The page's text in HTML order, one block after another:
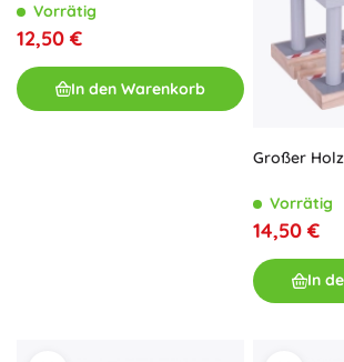
Vorrätig
12,50 €
In den Warenkorb
Großer
Vorrätig
14,50 €
In